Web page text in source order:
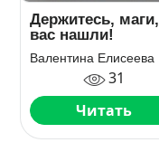
Держитесь, маги,
вас нашли!
Валентина Елисеева
31
Читать